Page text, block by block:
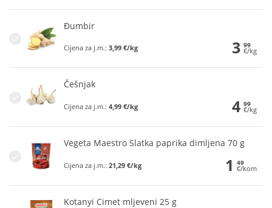
Đumbir
Cijena za j.m.: 3,99 €/kg 3 99
€/kg
Češnjak
Cijena za j.m.: 4,99 €/kg 4 99
€/kg
Vegeta Maestro Slatka paprika dimljena 70 g
Cijena za j.m.: 21,29 €/kg 1 49
€/kom
Kotanyi Cimet mljeveni 25 g